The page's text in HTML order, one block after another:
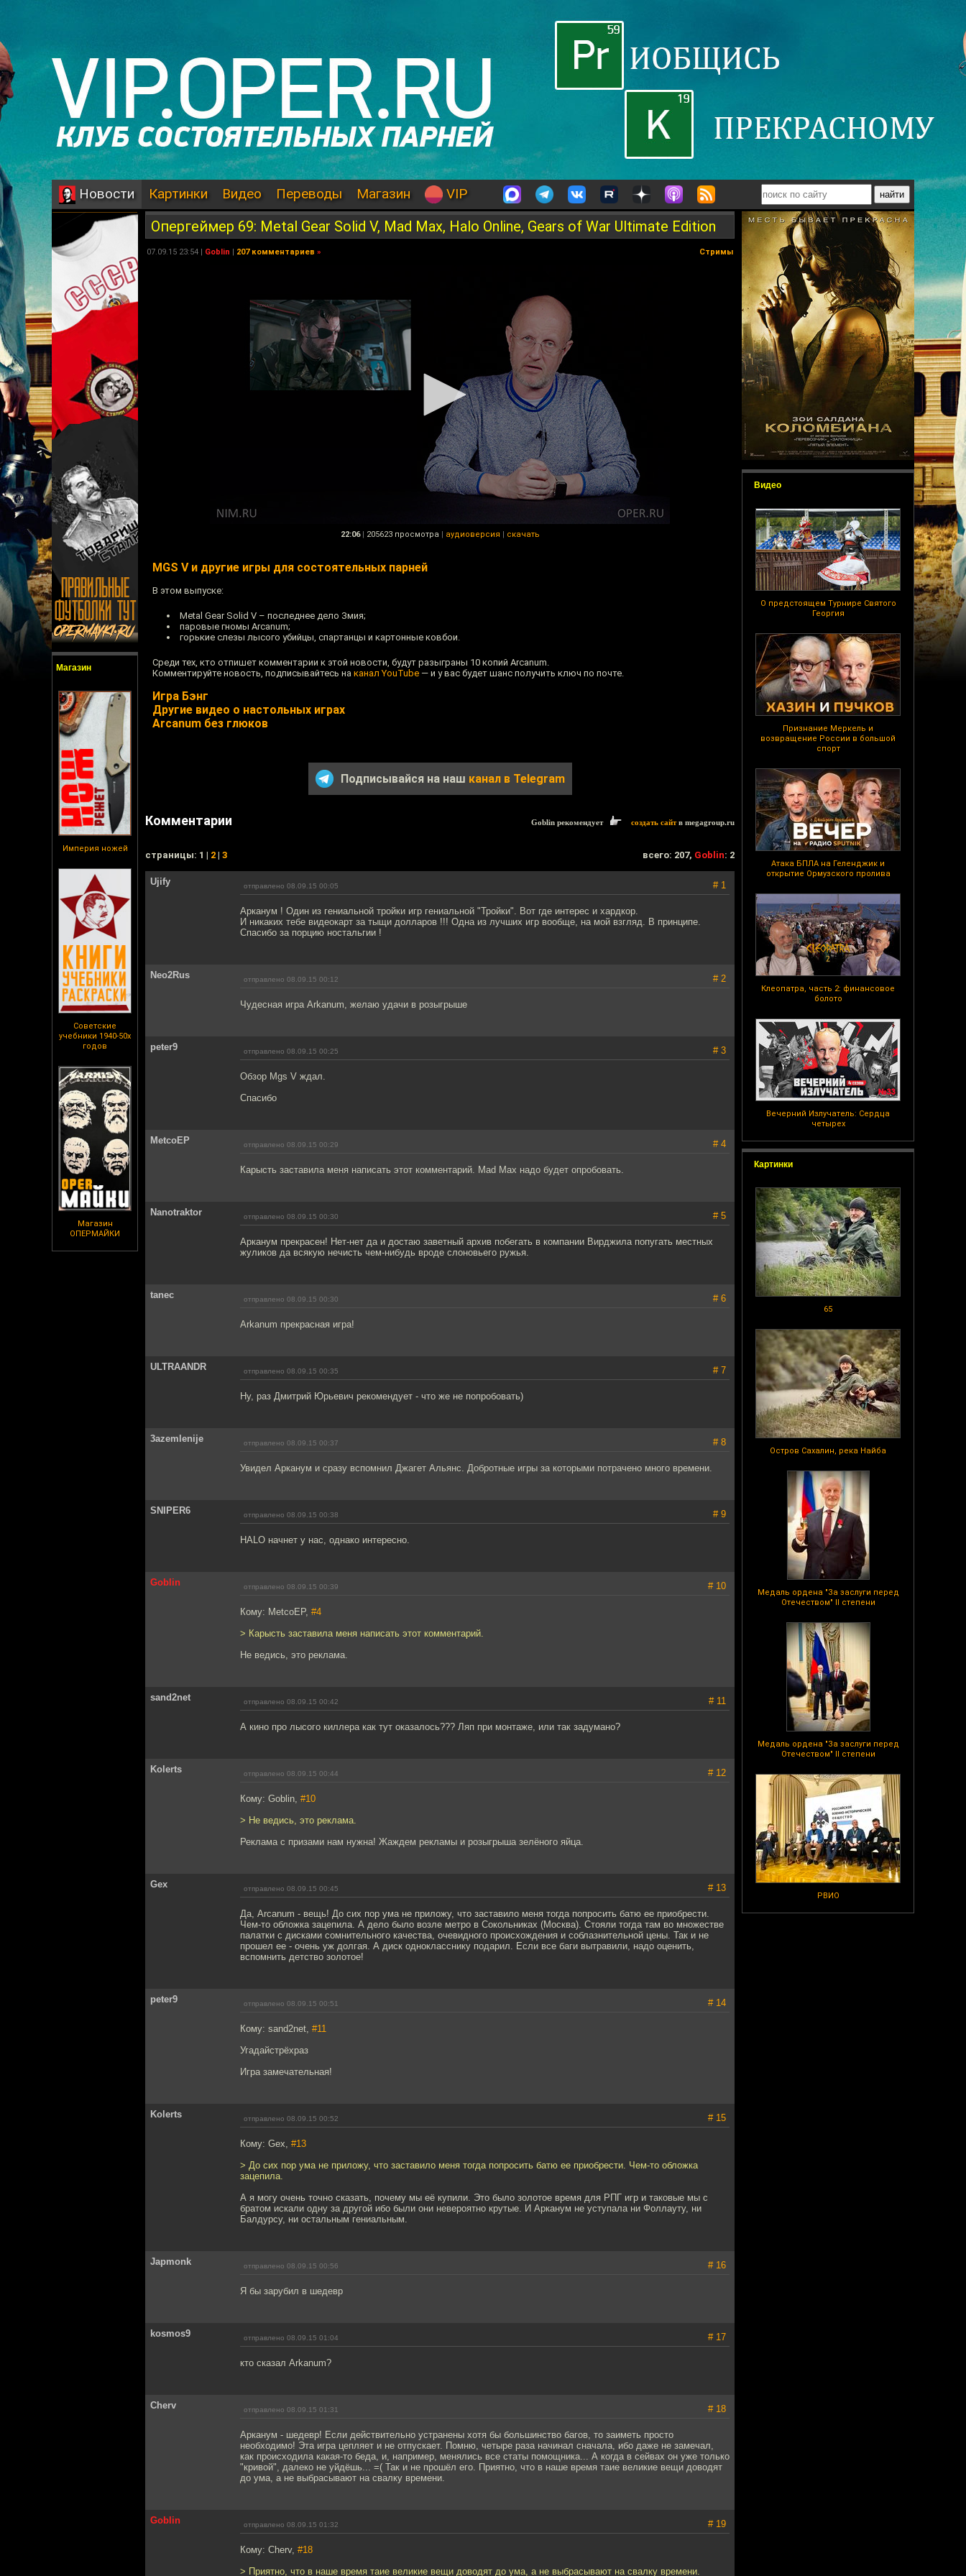
Новости Картинки Видео Переводы Магазин VIP
Магазин
Империя ножей
Советские
учебники 1940-50х
годов
Магазин
ОПЕРМАЙКИ
Видео
О предстоящем Турнире Святого
Георгия
Признание Меркель и
возвращение России в большой
спорт
Атака БПЛА на Геленджик и
открытие Ормузского пролива
Клеопатра, часть 2: финансовое
болото
Вечерний Излучатель: Сердца
четырех
Картинки
65
Остров Сахалин, река Найба
Медаль ордена "За заслуги перед
Отечеством" II степени
Медаль ордена "За заслуги перед
Отечеством" II степени
РВИО
Опергеймер 69: Metal Gear Solid V, Mad Max, Halo Online, Gears of War Ultimate Edition
07.09.15 23:54 | Goblin | 207 комментариев » Стримы
22:06 | 205623 просмотра | аудиоверсия | скачать
MGS V и другие игры для состоятельных парней
В этом выпуске:
Metal Gear Solid V – последнее дело Змия;
паровые гномы Arcanum;
горькие слезы лысого убийцы, спартанцы и картонные ковбои.
Среди тех, кто отпишет комментарии к этой новости, будут разыграны 10 копий Arcanum.
Комментируйте новость, подписывайтесь на канал YouTube — и у вас будет шанс получить ключ по почте.
Игра Бэнг
Другие видео о настольных играх
Arcanum без глюков
Подписывайся на наш канал в Telegram
Комментарии Goblin рекомендует создать сайтв megagroup.ru
cтраницы: 1 | 2 | 3 всего: 207, Goblin: 2
Ujify отправлено 08.09.15 00:05 # 1
Арканум ! Один из гениальной тройки игр гениальной "Тройки". Вот где интерес и хардкор.
И никаких тебе видеокарт за тыщи долларов !!! Одна из лучших игр вообще, на мой взгляд. В принципе.
Спасибо за порцию ностальгии !
Neo2Rus отправлено 08.09.15 00:12 # 2
Чудесная игра Arkanum, желаю удачи в розыгрыше
peter9 отправлено 08.09.15 00:25 # 3
Обзор Mgs V ждал.
Спасибо
MetcoEP отправлено 08.09.15 00:29 # 4
Карысть заставила меня написать этот комментарий. Mad Max надо будет опробовать.
Nanotraktor отправлено 08.09.15 00:30 # 5
Арканум прекрасен! Нет-нет да и достаю заветный архив побегать в компании Вирджила попугать местных
жуликов да всякую нечисть чем-нибудь вроде слоновьего ружья.
tanec отправлено 08.09.15 00:30 # 6
Arkanum прекрасная игра!
ULTRAANDR отправлено 08.09.15 00:35 # 7
Ну, раз Дмитрий Юрьевич рекомендует - что же не попробовать)
3azemlenije отправлено 08.09.15 00:37 # 8
Увидел Арканум и сразу вспомнил Джагет Альянс. Добротные игры за которыми потрачено много времени.
SNIPER6 отправлено 08.09.15 00:38 # 9
HALO начнет у нас, однако интересно.
Goblin отправлено 08.09.15 00:39 # 10
Кому: MetcoEP, #4
> Карысть заставила меня написать этот комментарий.
Не ведись, это реклама.
sand2net отправлено 08.09.15 00:42 # 11
А кино про лысого киллера как тут оказалось??? Ляп при монтаже, или так задумано?
Kolerts отправлено 08.09.15 00:44 # 12
Кому: Goblin, #10
> Не ведись, это реклама.
Реклама с призами нам нужна! Жаждем рекламы и розыгрыша зелёного яйца.
Gex отправлено 08.09.15 00:45 # 13
Да, Arcanum - вещь! До сих пор ума не приложу, что заставило меня тогда попросить батю ее приобрести.
Чем-то обложка зацепила. А дело было возле метро в Сокольниках (Москва). Стояли тогда там во множестве
палатки с дисками сомнительного качества, очевидного происхождения и соблазнительной цены. Так и не
прошел ее - очень уж долгая. А диск однокласснику подарил. Если все баги вытравили, надо оценить,
вспомнить детство золотое!
peter9 отправлено 08.09.15 00:51 # 14
Кому: sand2net, #11
Угадайстрёхраз
Игра замечательная!
Kolerts отправлено 08.09.15 00:52 # 15
Кому: Gex, #13
> До сих пор ума не приложу, что заставило меня тогда попросить батю ее приобрести. Чем-то обложка
зацепила.
А я могу очень точно сказать, почему мы её купили. Это было золотое время для РПГ игр и таковые мы с
братом искали одну за другой ибо были они невероятно крутые. И Арканум не уступала ни Фоллауту, ни
Балдурсу, ни остальным гениальным.
Japmonk отправлено 08.09.15 00:56 # 16
Я бы зарубил в шедевр
kosmos9 отправлено 08.09.15 01:04 # 17
кто сказал Arkanum?
Cherv отправлено 08.09.15 01:31 # 18
Арканум - шедевр! Если действительно устранены хотя бы большинство багов, то заиметь просто
необходимо! Эта игра цепляет и не отпускает. Помню, четыре раза начинал сначала, ибо даже не замечал,
как происходила какая-то беда, и, например, менялись все статы помощника... А когда в сейвах он уже только
"кривой", далеко не уйдёшь... =( Так и не прошёл его. Приятно, что в наше время таие великие вещи доводят
до ума, а не выбрасывают на свалку времени.
Goblin отправлено 08.09.15 01:32 # 19
Кому: Cherv, #18
> Приятно, что в наше время таие великие вещи доводят до ума, а не выбрасывают на свалку времени.